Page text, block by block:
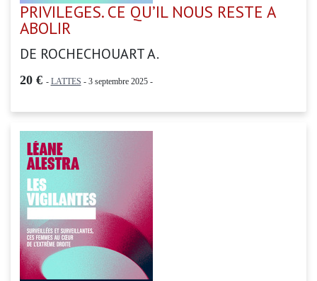
PRIVILEGES. CE QU’IL NOUS RESTE A
ABOLIR
DE ROCHECHOUART A.
20 € - LATTES - 3 septembre 2025 -